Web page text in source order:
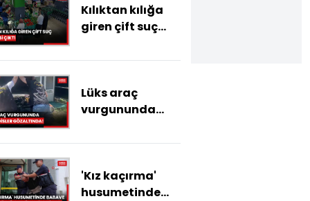
Kılıktan kılığa
giren çift suç
Lüks araç
vurgununda
trafik
gözaltında!
'Kız kaçırma'
husumetinde